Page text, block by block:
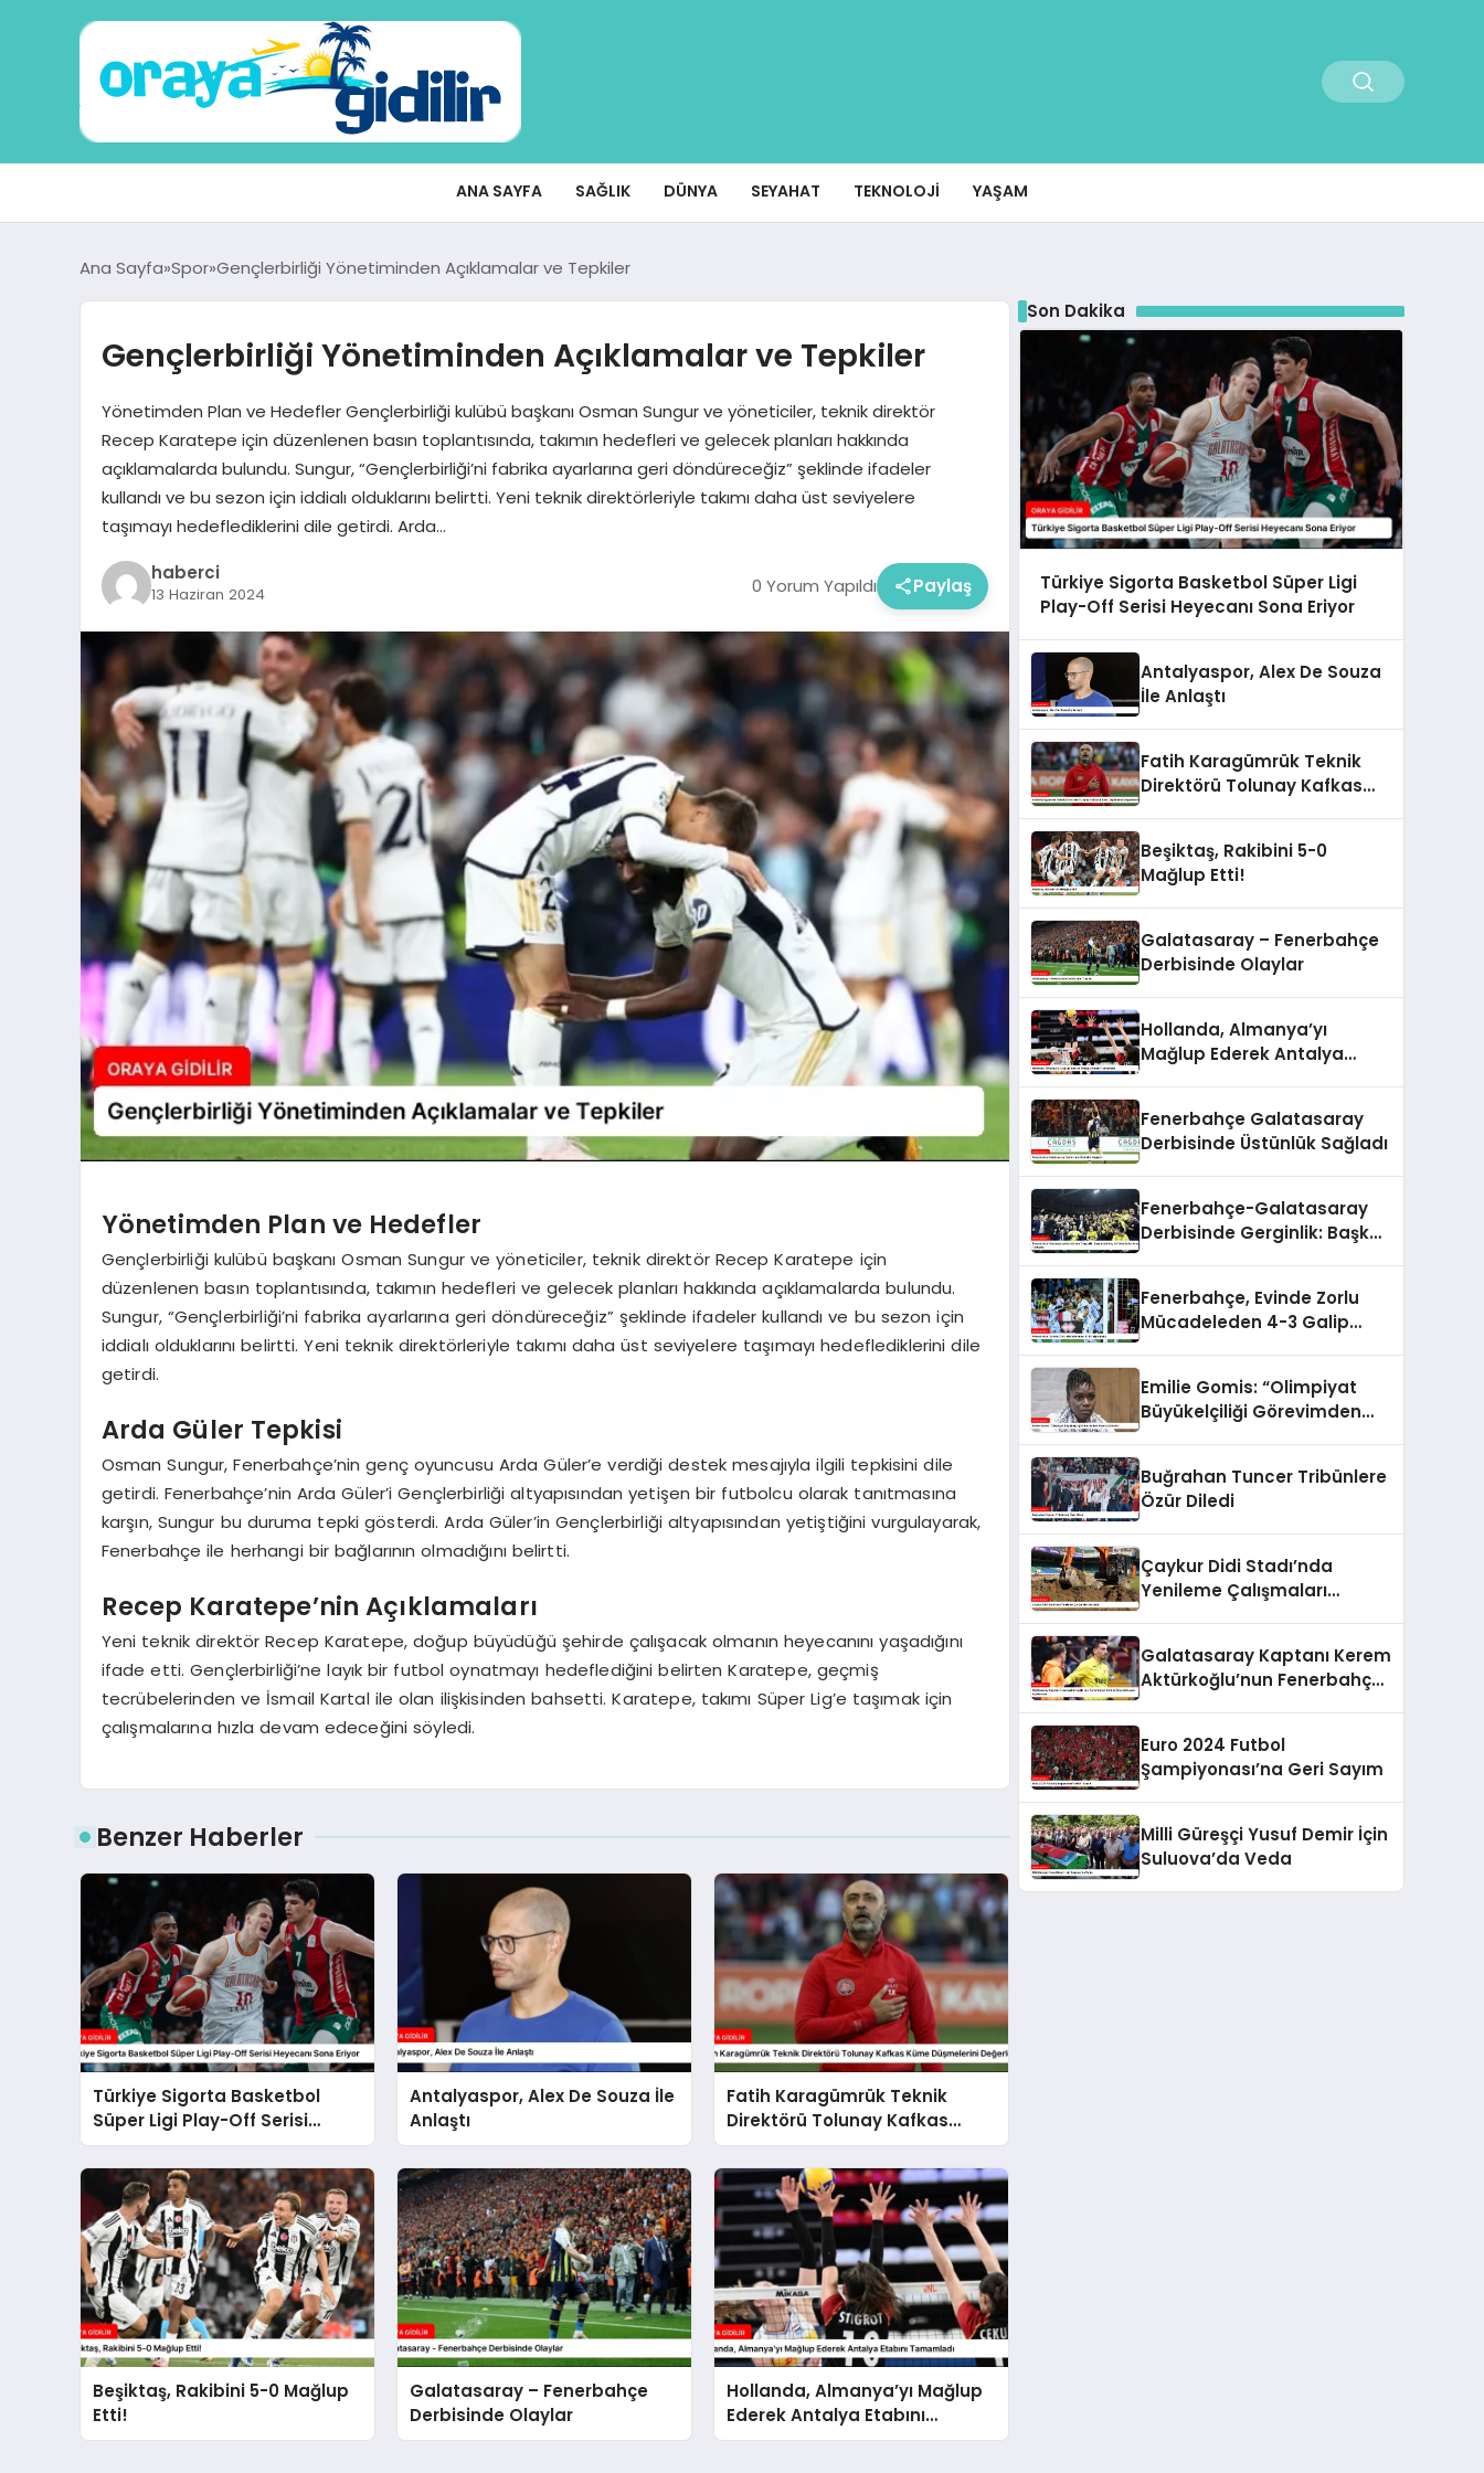
ANA SAYFA SAĞLIK DÜNYA SEYAHAT TEKNOLOJI YAŞAM
Ana Sayfa Spor Gençlerbirliği Yönetiminden Açıklamalar ve Tepkiler
Gençlerbirliği Yönetiminden Açıklamalar ve Tepkiler
Yönetimden Plan ve Hedefler Gençlerbirliği kulübü başkanı Osman Sungur ve yöneticiler, teknik direktör
Recep Karatepe için düzenlenen basın toplantısında, takımın hedefleri ve gelecek planları hakkında
açıklamalarda bulundu. Sungur, “Gençlerbirliği’ni fabrika ayarlarına geri döndüreceğiz” şeklinde ifadeler
kullandı ve bu sezon için iddialı olduklarını belirtti. Yeni teknik direktörleriyle takımı daha üst seviyelere
taşımayı hedeflediklerini dile getirdi. Arda…
haberci
13 Haziran 2024 0 Yorum Yapıldı Paylaş
Yönetimden Plan ve Hedefler
Gençlerbirliği kulübü başkanı Osman Sungur ve yöneticiler, teknik direktör Recep Karatepe için
düzenlenen basın toplantısında, takımın hedefleri ve gelecek planları hakkında açıklamalarda bulundu.
Sungur, “Gençlerbirliği’ni fabrika ayarlarına geri döndüreceğiz” şeklinde ifadeler kullandı ve bu sezon için
iddialı olduklarını belirtti. Yeni teknik direktörleriyle takımı daha üst seviyelere taşımayı hedeflediklerini dile
getirdi.
Arda Güler Tepkisi
Osman Sungur, Fenerbahçe’nin genç oyuncusu Arda Güler’e verdiği destek mesajıyla ilgili tepkisini dile
getirdi. Fenerbahçe’nin Arda Güler’i Gençlerbirliği altyapısından yetişen bir futbolcu olarak tanıtmasına
karşın, Sungur bu duruma tepki gösterdi. Arda Güler’in Gençlerbirliği altyapısından yetiştiğini vurgulayarak,
Fenerbahçe ile herhangi bir bağlarının olmadığını belirtti.
Recep Karatepe’nin Açıklamaları
Yeni teknik direktör Recep Karatepe, doğup büyüdüğü şehirde çalışacak olmanın heyecanını yaşadığını
ifade etti. Gençlerbirliği’ne layık bir futbol oynatmayı hedeflediğini belirten Karatepe, geçmiş
tecrübelerinden ve İsmail Kartal ile olan ilişkisinden bahsetti. Karatepe, takımı Süper Lig’e taşımak için
çalışmalarına hızla devam edeceğini söyledi.
Benzer Haberler
Türkiye Sigorta Basketbol
Süper Ligi Play-Off Serisi
Heyecanı Sona Eriyor
Antalyaspor, Alex De Souza İle
Anlaştı
Fatih Karagümrük Teknik
Direktörü Tolunay Kafkas
Küme Düşmelerini
Değerlendirdi
Beşiktaş, Rakibini 5-0 Mağlup
Etti!
Galatasaray – Fenerbahçe
Derbisinde Olaylar
Hollanda, Almanya’yı Mağlup
Ederek Antalya Etabını
Tamamladı
Son Dakika
Türkiye Sigorta Basketbol Süper Ligi
Play-Off Serisi Heyecanı Sona Eriyor
Antalyaspor, Alex De Souza
İle Anlaştı
Fatih Karagümrük Teknik
Direktörü Tolunay Kafkas
Beşiktaş, Rakibini 5-0
Mağlup Etti!
Galatasaray – Fenerbahçe
Derbisinde Olaylar
Hollanda, Almanya’yı
Mağlup Ederek Antalya
Fenerbahçe Galatasaray
Derbisinde Üstünlük Sağladı
Fenerbahçe-Galatasaray
Derbisinde Gerginlik: Başkan
Fenerbahçe, Evinde Zorlu
Mücadeleden 4-3 Galip
Emilie Gomis: “Olimpiyat
Büyükelçiliği Görevimden
Buğrahan Tuncer Tribünlere
Özür Diledi
Çaykur Didi Stadı’nda
Yenileme Çalışmaları
Galatasaray Kaptanı Kerem
Aktürkoğlu’nun Fenerbahçe
Euro 2024 Futbol
Şampiyonası’na Geri Sayım
Milli Güreşçi Yusuf Demir İçin
Suluova’da Veda